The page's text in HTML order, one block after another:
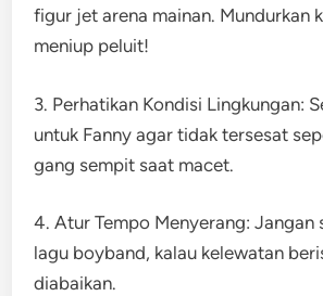
figur jet arena mainan. Mundurkan
meniup peluit!
3. Perhatikan Kondisi Lingkungan:
untuk Fanny agar tidak tersesat
gang sempit saat macet.
4. Atur Tempo Menyerang: Jangan
lagu boyband, kalau kelewatan
diabaikan.